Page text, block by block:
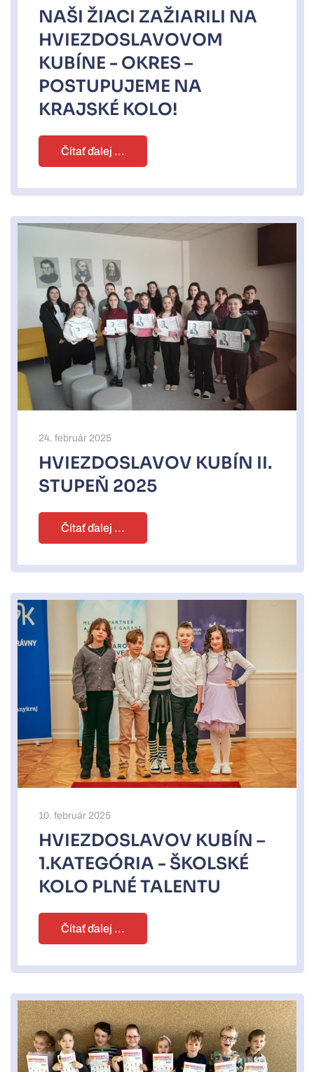
NAŠI ŽIACI ZAŽIARILI NA
HVIEZDOSLAVOVOM
KUBÍNE - OKRES –
POSTUPUJEME NA
KRAJSKÉ KOLO!
Čítať ďalej ...
24. február 2025
HVIEZDOSLAVOV KUBÍN II.
STUPEŇ 2025
Čítať ďalej ...
10. február 2025
HVIEZDOSLAVOV KUBÍN –
1.KATEGÓRIA - ŠKOLSKÉ
KOLO PLNÉ TALENTU
Čítať ďalej ...